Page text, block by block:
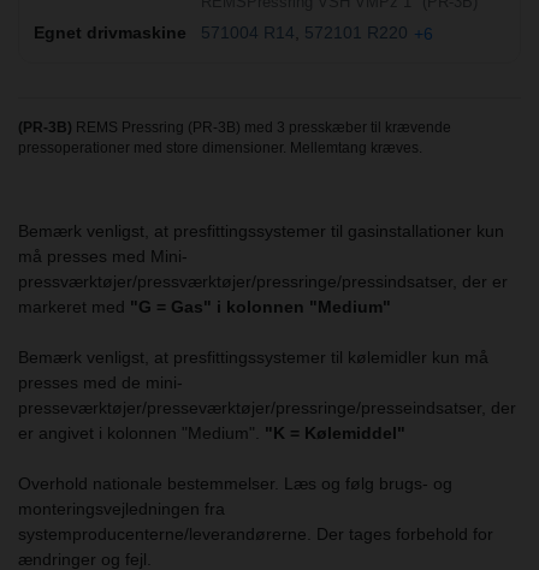
571004 R14 572101 R220 +6
(PR-3B) REMS Pressring (PR-3B) med 3 presskæber til krævende
pressoperationer med store dimensioner. Mellemtang kræves.
Bemærk venligst, at presfittingssystemer til gasinstallationer kun
må presses med Mini-
pressværktøjer/pressværktøjer/pressringe/pressindsatser, der er
markeret med "G = Gas" i kolonnen "Medium"
Bemærk venligst, at presfittingssystemer til kølemidler kun må
presses med de mini-
presseværktøjer/presseværktøjer/pressringe/presseindsatser, der
er angivet i kolonnen "Medium". "K = Kølemiddel"
Overhold nationale bestemmelser. Læs og følg brugs- og
monteringsvejledningen fra
systemproducenterne/leverandørerne. Der tages forbehold for
ændringer og fejl.